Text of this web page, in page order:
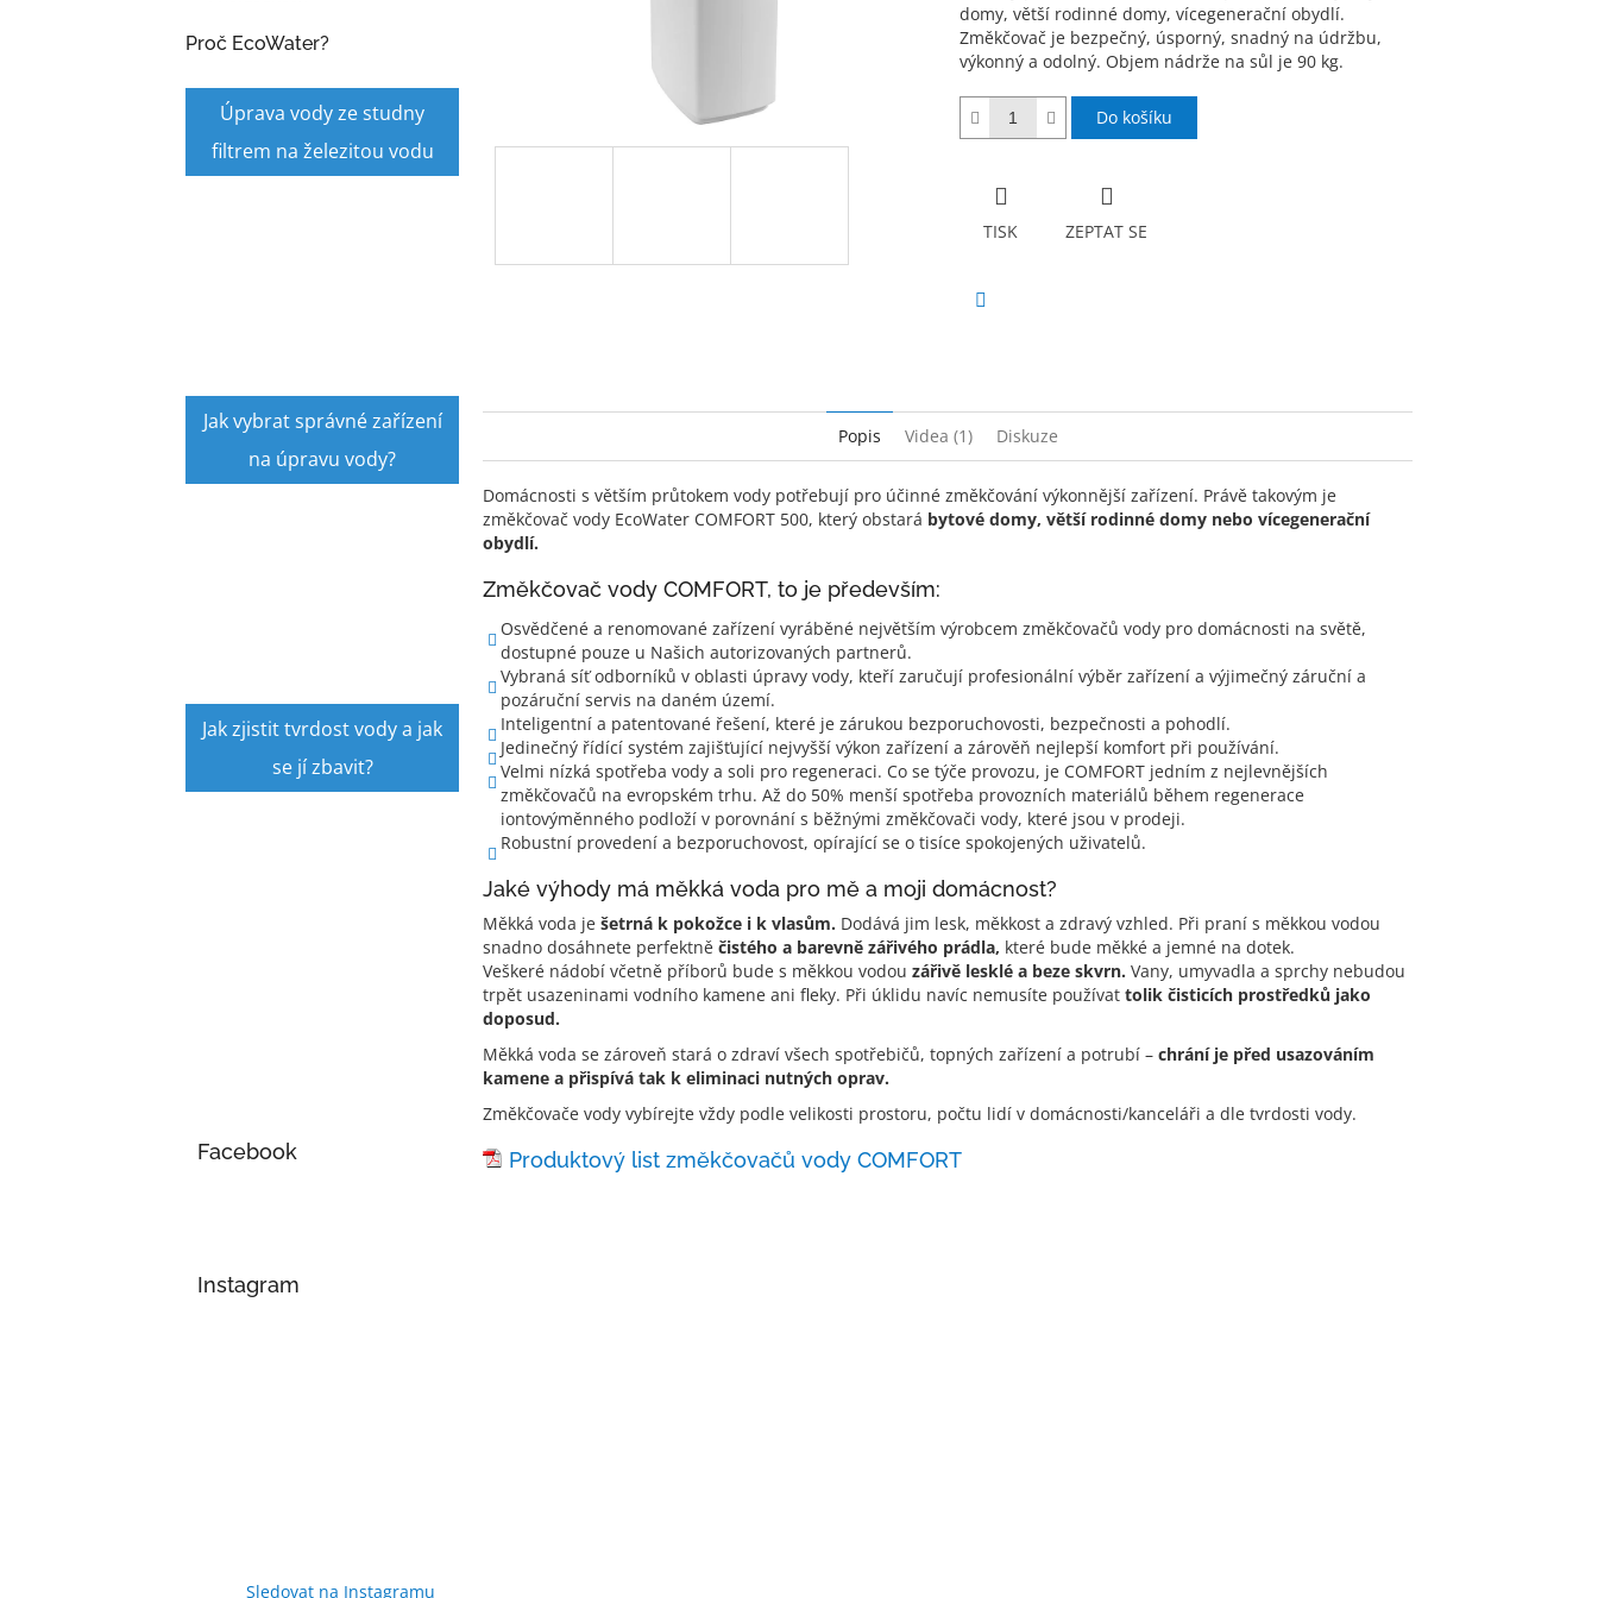
Proč EcoWater?
Úprava vody ze studny
filtrem na železitou vodu
Jak vybrat správné zařízení
na úpravu vody?
Jak zjistit tvrdost vody a jak
se jí zbavit?
Facebook
Instagram
Sledovat na Instagramu
domy, větší rodinné domy, vícegenerační obydlí.
Změkčovač je bezpečný, úsporný, snadný na údržbu,
výkonný a odolný. Objem nádrže na sůl je 90 kg.
Do košíku
TISK ZEPTAT SE
Popis Videa (1) Diskuze
Domácnosti s větším průtokem vody potřebují pro účinné změkčování výkonnější zařízení. Právě takovým je
změkčovač vody EcoWater COMFORT 500, který obstará bytové domy, větší rodinné domy nebo vícegenerační
obydlí.
Změkčovač vody COMFORT, to je především:
Osvědčené a renomované zařízení vyráběné největším výrobcem změkčovačů vody pro domácnosti na světě,
dostupné pouze u Našich autorizovaných partnerů.
Vybraná síť odborníků v oblasti úpravy vody, kteří zaručují profesionální výběr zařízení a výjimečný záruční a
pozáruční servis na daném území.
Inteligentní a patentované řešení, které je zárukou bezporuchovosti, bezpečnosti a pohodlí.
Jedinečný řídící systém zajišťující nejvyšší výkon zařízení a zárověň nejlepší komfort při používání.
Velmi nízká spotřeba vody a soli pro regeneraci. Co se týče provozu, je COMFORT jedním z nejlevnějších
změkčovačů na evropském trhu. Až do 50% menší spotřeba provozních materiálů během regenerace
iontovýměnného podloží v porovnání s běžnými změkčovači vody, které jsou v prodeji.
Robustní provedení a bezporuchovost, opírající se o tisíce spokojených uživatelů.
Jaké výhody má měkká voda pro mě a moji domácnost?
Měkká voda je šetrná k pokožce i k vlasům. Dodává jim lesk, měkkost a zdravý vzhled. Při praní s měkkou vodou
snadno dosáhnete perfektně čistého a barevně zářivého prádla, které bude měkké a jemné na dotek.
Veškeré nádobí včetně příborů bude s měkkou vodou zářivě lesklé a beze skvrn. Vany, umyvadla a sprchy nebudou
trpět usazeninami vodního kamene ani fleky. Při úklidu navíc nemusíte používat tolik čisticích prostředků jako
doposud.
Měkká voda se zároveň stará o zdraví všech spotřebičů, topných zařízení a potrubí – chrání je před usazováním
kamene a přispívá tak k eliminaci nutných oprav.
Změkčovače vody vybírejte vždy podle velikosti prostoru, počtu lidí v domácnosti/kanceláři a dle tvrdosti vody.
Produktový list změkčovačů vody COMFORT